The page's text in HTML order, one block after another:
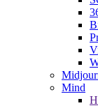
Mind